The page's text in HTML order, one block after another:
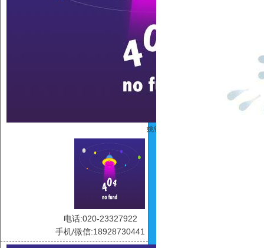
姚铭
电话:020-23327922
手机/微信:18928730441